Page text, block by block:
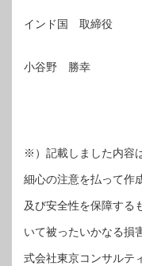
インド国 取締役
小谷野 勝幸
※）記載しました内容
細心の注意を払って作
及び安全性を保障する
いて被ったいかなる損
式会社東京コンサルテ